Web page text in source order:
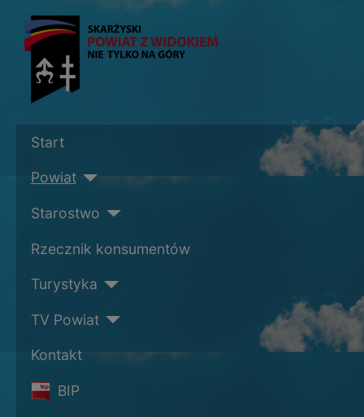
Start
Powiat
Starostwo
Rzecznik konsumentów
Turystyka
TV Powiat
Kontakt
BIP